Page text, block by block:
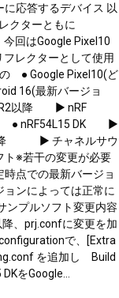
応答するデバイス 以
クターともに
回はGoogle Pixel10
フレクターとして使用
● Google Pixel10(ど
16(最新バージョ
以降 ▶ nRF
) ● nRF54L15 DK ▶
以降 ▶ チャネルサウ
ト※若干の変更が必要
点での最新バージョ
ンによっては正常に
プルソフト変更内容
降、prj.confに変更を加
で、[Extra
を追加し Build
をGoogle…